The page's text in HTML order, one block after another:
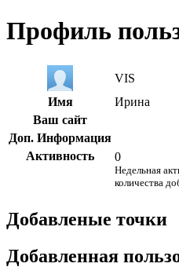
Профиль
VIS
Имя
Ирина
Ваш сайт
Доп. Информация
Активность
0
Недельная
количества
Добавленые точки
Добавленная